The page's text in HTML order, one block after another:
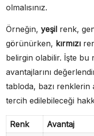
olmalısınız.
Örneğin, yeşil renk,
görünürken, kırmızı
belirgin olabilir. İşte bu
avantajlarını
tabloda, bazı renklerin
tercih edilebileceği
Renk Avantaj